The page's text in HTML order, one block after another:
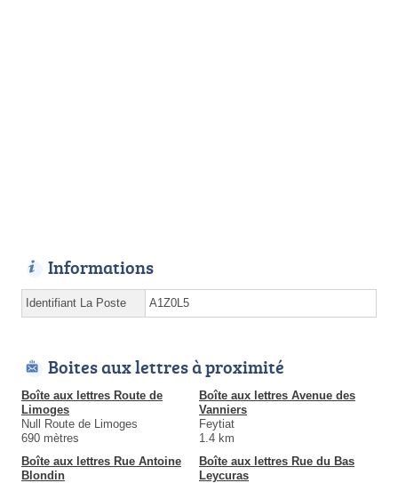
Informations
Identifiant La Poste A1Z0L5
Boites aux lettres à proximité
Boîte aux lettres Route de
Limoges
Null Route de Limoges
690 mètres
Boîte aux lettres Avenue des
Vanniers
Feytiat
1.4 km
Boîte aux lettres Rue Antoine
Blondin
Boîte aux lettres Rue du Bas
Leycuras